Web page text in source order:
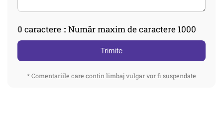
0 caractere :: Număr maxim de caractere 1000
Trimite
* Comentariile care contin limbaj vulgar vor fi suspendate